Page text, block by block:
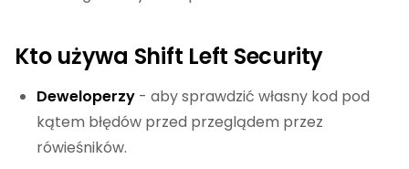
Kto używa Shift Left Security
Deweloperzy - aby sprawdzić własny kod pod
kątem błędów przed przeglądem przez
rówieśników.